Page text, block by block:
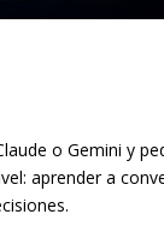
o Gemini y
aprender a